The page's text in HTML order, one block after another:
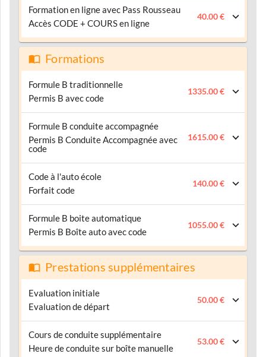
Formation en ligne avec Pass Rousseau
Accès CODE + COURS en ligne
40.00 €
Formations
Formule B traditionnelle
Permis B avec code
1335.00 €
Formule B conduite accompagnée
Permis B Conduite Accompagnée avec
code
1615.00 €
Code à l'auto école
Forfait code
140.00 €
Formule B boite automatique
Permis B Boîte auto avec code
1055.00 €
Prestations supplémentaires
Evaluation initiale
Evaluation de départ
50.00 €
Cours de conduite supplémentaire
Heure de conduite sur boîte manuelle
53.00 €